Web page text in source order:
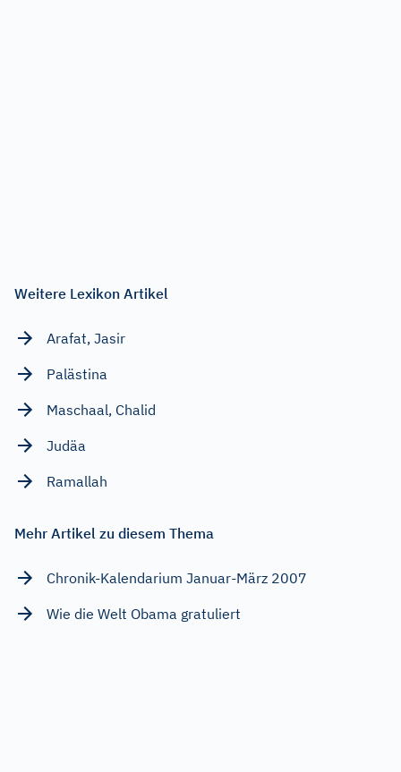
Weitere Lexikon Artikel
Arafat, Jasir
Palästina
Maschaal, Chalid
Judäa
Ramallah
Mehr Artikel zu diesem Thema
Chronik-Kalendarium Januar-März 2007
Wie die Welt Obama gratuliert